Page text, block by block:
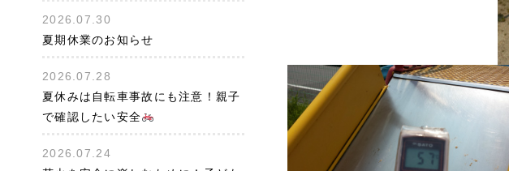
2026.07.30
夏期休業のお知らせ
2026.07.28
夏休みは自転車事故にも注意！親子
で確認したい安全
2026.07.24